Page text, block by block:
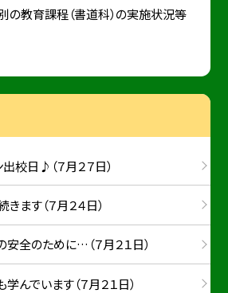
教育課程（書道科）の実施状況等
校日♪（７月２７日）
ます（７月２４日）
全のために…（７月２１日）
んでいます（７月２１日）